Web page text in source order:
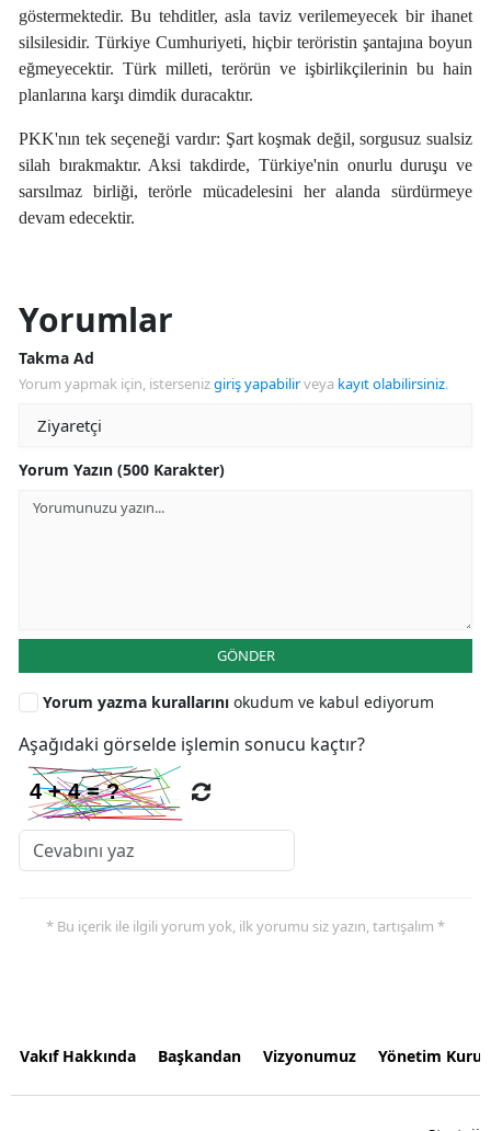
göstermektedir. Bu tehditler, asla taviz verilemeyecek bir ihanet
silsilesidir. Türkiye Cumhuriyeti, hiçbir teröristin şantajına boyun
eğmeyecektir. Türk milleti, terörün ve işbirlikçilerinin bu hain
planlarına karşı dimdik duracaktır.
PKK'nın tek seçeneği vardır: Şart koşmak değil, sorgusuz sualsiz
silah bırakmaktır. Aksi takdirde, Türkiye'nin onurlu duruşu ve
sarsılmaz birliği, terörle mücadelesini her alanda sürdürmeye
devam edecektir.
Yorumlar
Takma Ad
Yorum yapmak için, istersenizgiriş yapabilirveya kayıt olabilirsiniz.
Yorum Yazın (500 Karakter)
GÖNDER
Yorum yazma kurallarını okudum ve kabul ediyorum
Aşağıdaki görselde işlemin sonucu kaçtır?
* Bu içerik ile ilgili yorum yok, ilk yorumu siz yazın, tartışalım *
Vakıf Hakkında Başkandan Vizyonumuz Yönetim